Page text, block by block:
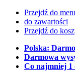
Przejdź do
do zawartości
Przejdź do
Polska:
Darmowa
Co najmniej